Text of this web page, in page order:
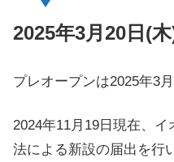
2025年3月20日(
プレオープンは2025年3
2024年11月19日現在、
法による新設の届出を行